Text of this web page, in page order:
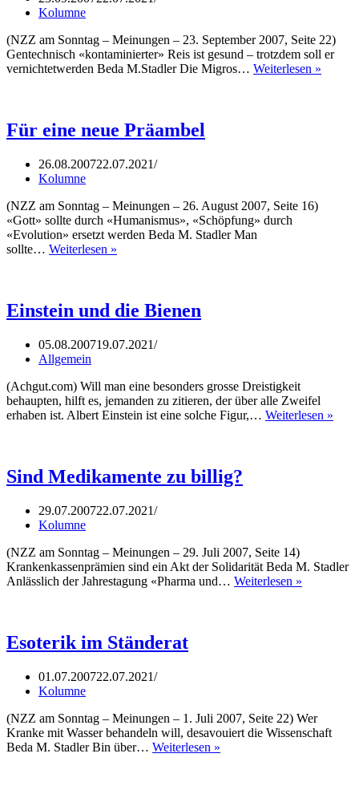
Kolumne
(NZZ am Sonntag – Meinungen – 23. September 2007, Seite 22)
Gentechnisch «kontaminierter» Reis ist gesund – trotzdem soll er
vernichtetwerden Beda M.Stadler Die Migros… Weiterlesen »
Für eine neue Präambel
26.08.200722.07.2021
Kolumne
(NZZ am Sonntag – Meinungen – 26. August 2007, Seite 16)
«Gott» sollte durch «Humanismus», «Schöpfung» durch
«Evolution» ersetzt werden Beda M. Stadler Man
sollte… Weiterlesen »
Einstein und die Bienen
05.08.200719.07.2021
Allgemein
(Achgut.com) Will man eine besonders grosse Dreistigkeit
behaupten, hilft es, jemanden zu zitieren, der über alle Zweifel
erhaben ist. Albert Einstein ist eine solche Figur,… Weiterlesen »
Sind Medikamente zu billig?
29.07.200722.07.2021
Kolumne
(NZZ am Sonntag – Meinungen – 29. Juli 2007, Seite 14)
Krankenkassenprämien sind ein Akt der Solidarität Beda M. Stadler
Anlässlich der Jahrestagung «Pharma und… Weiterlesen »
Esoterik im Ständerat
01.07.200722.07.2021
Kolumne
(NZZ am Sonntag – Meinungen – 1. Juli 2007, Seite 22) Wer
Kranke mit Wasser behandeln will, desavouiert die Wissenschaft
Beda M. Stadler Bin über… Weiterlesen »